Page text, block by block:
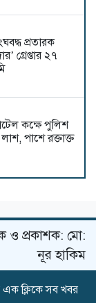
প্রতারক
গ্রেপ্তার ২৭
কক্ষে পুলিশ
পাশে রক্তাক্ত
৫ পেয়েছে সবাই
ও প্রকাশক: মো:
নূর হাকিম
এক ক্লিকে সব খবর